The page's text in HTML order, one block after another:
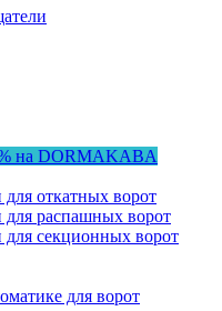
на DORMAKABA
откатных ворот
распашных ворот
секционных ворот
для ворот